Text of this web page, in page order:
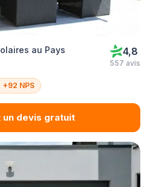
au Pays
4,8
557 avis
+92 NPS
un devis gratuit